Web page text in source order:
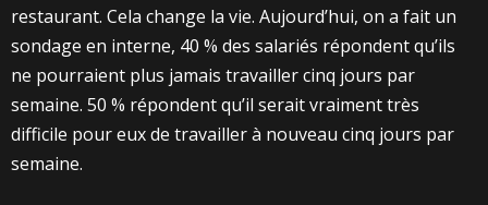
restaurant. Cela change la vie. Aujourd’hui, on a fait un
sondage en interne, 40 % des salariés répondent qu’ils
ne pourraient plus jamais travailler cinq jours par
semaine. 50 % répondent qu’il serait vraiment très
difficile pour eux de travailler à nouveau cinq jours par
semaine.